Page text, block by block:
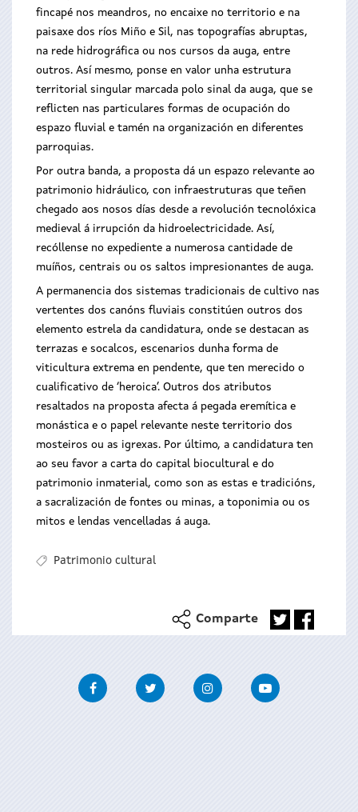
fincapé nos meandros, no encaixe no territorio e na
paisaxe dos ríos Miño e Sil, nas topografías abruptas,
na rede hidrográfica ou nos cursos da auga, entre
outros. Así mesmo, ponse en valor unha estrutura
territorial singular marcada polo sinal da auga, que se
reflicten nas particulares formas de ocupación do
espazo fluvial e tamén na organización en diferentes
parroquias.
Por outra banda, a proposta dá un espazo relevante ao
patrimonio hidráulico, con infraestruturas que teñen
chegado aos nosos días desde a revolución tecnolóxica
medieval á irrupción da hidroelectricidade. Así,
recóllense no expediente a numerosa cantidade de
muíños, centrais ou os saltos impresionantes de auga.
A permanencia dos sistemas tradicionais de cultivo nas
vertentes dos canóns fluviais constitúen outros dos
elemento estrela da candidatura, onde se destacan as
terrazas e socalcos, escenarios dunha forma de
viticultura extrema en pendente, que ten merecido o
cualificativo de ‘heroica’. Outros dos atributos
resaltados na proposta afecta á pegada eremítica e
monástica e o papel relevante neste territorio dos
mosteiros ou as igrexas. Por último, a candidatura ten
ao seu favor a carta do capital biocultural e do
patrimonio inmaterial, como son as estas e tradicións,
a sacralización de fontes ou minas, a toponimia ou os
mitos e lendas vencelladas á auga.
Patrimonio cultural
Comparte
FacebookTwitter InstagramYoutube